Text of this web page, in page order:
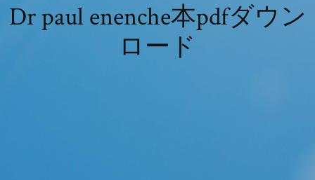
Dr paul enenche本pdfダウン
ロード